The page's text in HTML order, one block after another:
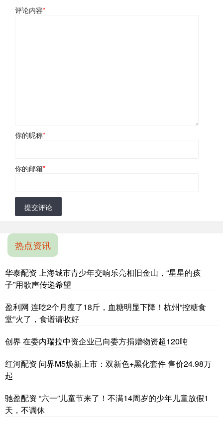
评论内容*
你的昵称*
你的邮箱*
提交评论
热点资讯
华泰配资 上海城市青少年交响乐亮相旧金山，“星星的孩
子”用歌声传递希望
盈利网 连吃2个月瘦了18斤，血糖明显下降！杭州“控糖食
堂”火了，食谱请收好
创界 在委内瑞拉中资企业已向委方捐赠物资超120吨
红河配资 问界M5焕新上市：双新色+黑化套件 售价24.98万
起
驰盈配资 “六一”儿童节来了！不满14周岁的少年儿童放假1
天，不调休